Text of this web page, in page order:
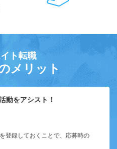
ト転職
メリット
動をアシスト！
登録しておくことで、応募時の